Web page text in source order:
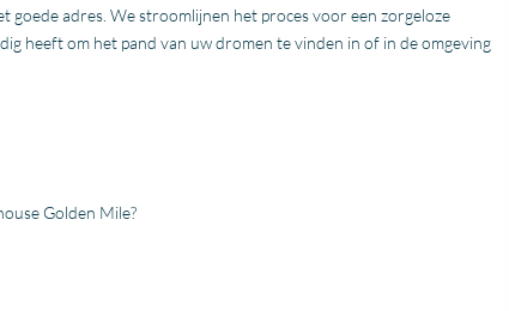
goede adres. We stroomlijnen het proces voor een zorgeloze
heeft om het pand van uw dromen te vinden in of in de omgeving
Golden Mile?